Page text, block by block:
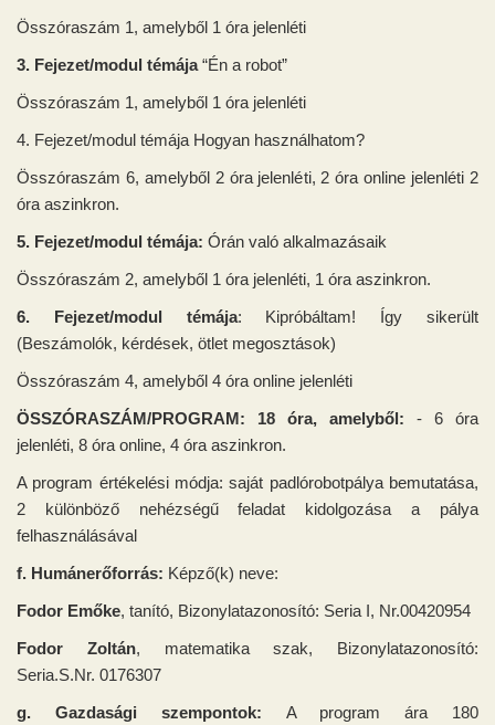
Összóraszám 1, amelyből 1 óra jelenléti
3. Fejezet/modul témája“Én a robot”
Összóraszám 1, amelyből 1 óra jelenléti
4. Fejezet/modul témája Hogyan használhatom?
Összóraszám 6, amelyből 2 óra jelenléti, 2 óra online jelenléti 2
óra aszinkron.
5. Fejezet/modul témája: Órán való alkalmazásaik
Összóraszám 2, amelyből 1 óra jelenléti, 1 óra aszinkron.
6. Fejezet/modul témája: Kipróbáltam! Így sikerült
(Beszámolók, kérdések, ötlet megosztások)
Összóraszám 4, amelyből 4 óra online jelenléti
ÖSSZÓRASZÁM/PROGRAM: 18 óra, amelyből: - 6 óra
jelenléti, 8 óra online, 4 óra aszinkron.
A program értékelési módja: saját padlórobotpálya bemutatása,
2 különböző nehézségű feladat kidolgozása a pálya
felhasználásával
f. Humánerőforrás: Képző(k) neve:
Fodor Emőke, tanító, Bizonylatazonosító: Seria I, Nr.00420954
Fodor Zoltán, matematika szak, Bizonylatazonosító:
Seria.S.Nr. 0176307
g. Gazdasági szempontok: A program ára 180